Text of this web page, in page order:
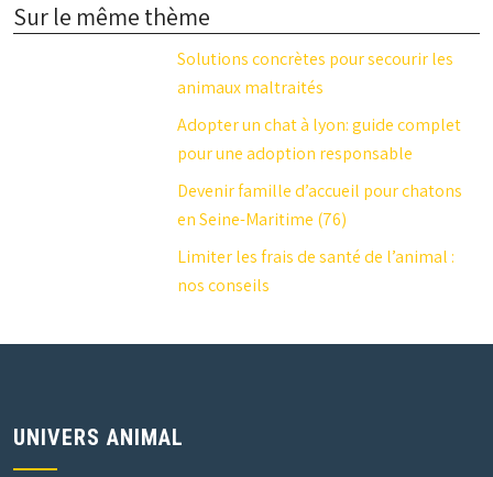
Sur le même thème
Solutions concrètes pour secourir les
animaux maltraités
Adopter un chat à lyon: guide complet
pour une adoption responsable
Devenir famille d’accueil pour chatons
en Seine-Maritime (76)
Limiter les frais de santé de l’animal :
nos conseils
UNIVERS ANIMAL